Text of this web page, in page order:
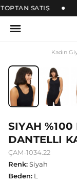
SATIŞ
Kadın
SIYAH %100
DANTELLI
ÇAM-1034.22
Renk:Siyah
Beden: L